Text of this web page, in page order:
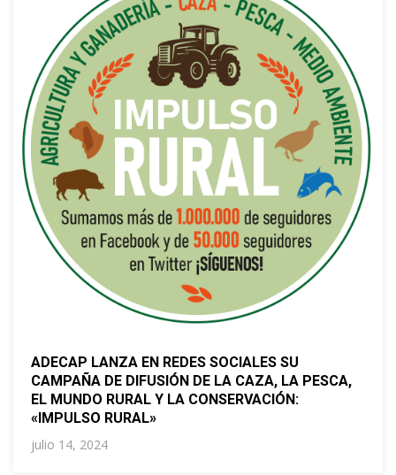
ADECAP LANZA EN REDES SOCIALES SU
CAMPAÑA DE DIFUSIÓN DE LA CAZA, LA PESCA,
EL MUNDO RURAL Y LA CONSERVACIÓN:
«IMPULSO RURAL»
julio 14, 2024